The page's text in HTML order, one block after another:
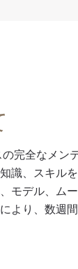
完全なメン
識、スキル
モデル、ム
より、数週